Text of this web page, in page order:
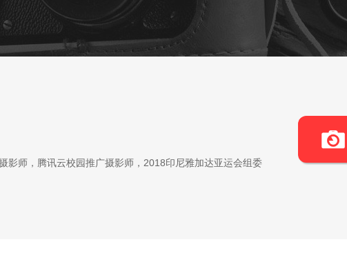
影师，腾讯云校园推广摄影师，2018印尼雅加达亚运会组委